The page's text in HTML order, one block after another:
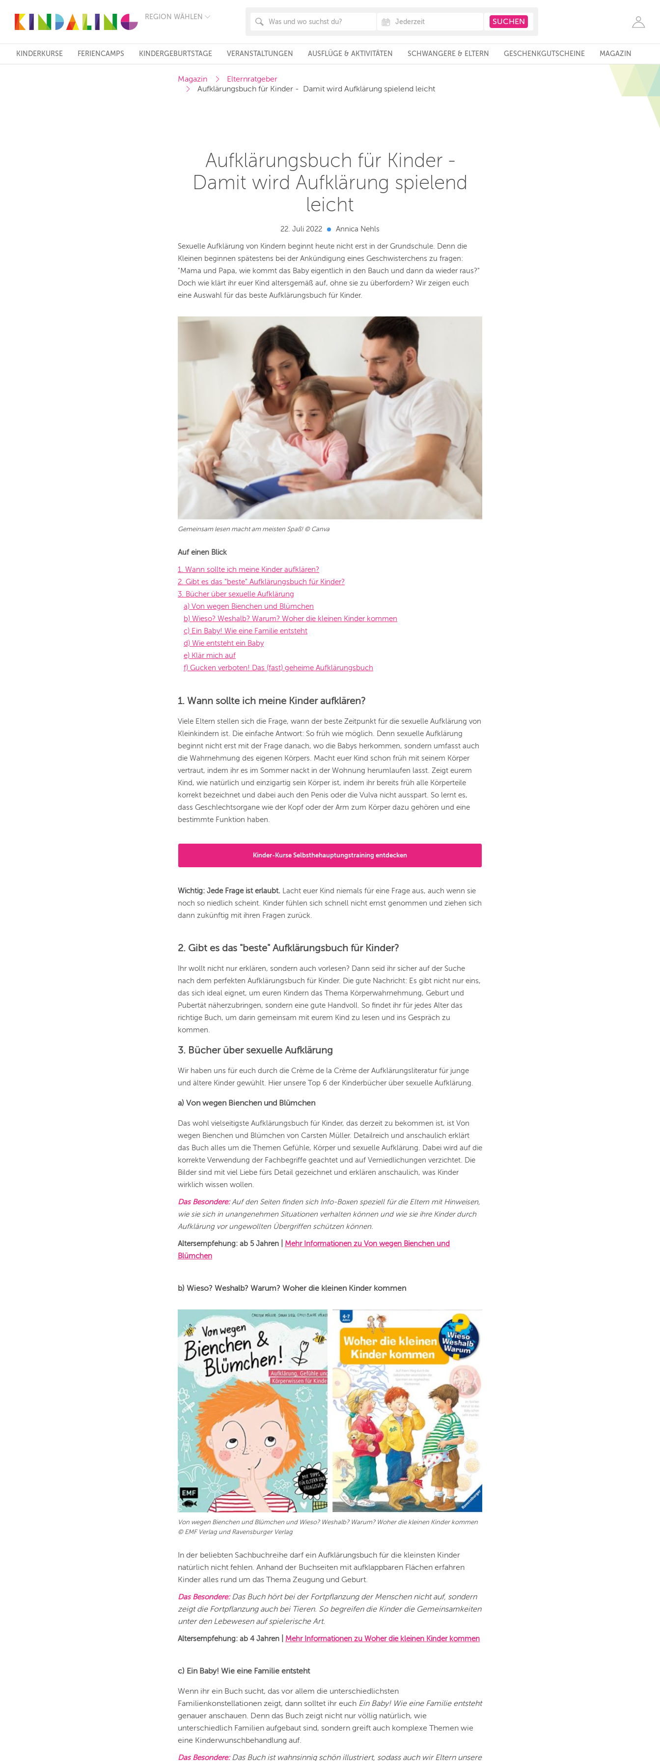
REGION WÄHLEN
FRANKFURT
KÖLN
STUTTGART
KINDERKURSE FERIENCAMPS KINDERGEBURTSTAGE VERANSTALTUNGEN AUSFLÜGE & AKTIVITÄTEN SCHWANGERE & ELTERN GESCHENKGUTSCHEINE MAGAZIN
Magazin
Elternratgeber
Aufklärungsbuch für Kinder -  Damit wird Aufklärung spielend leicht
Aufklärungsbuch für Kinder -
Damit wird Aufklärung spielend
leicht
22. Juli 2022 Annica Nehls
Sexuelle Aufklärung von Kindern beginnt heute nicht erst in der Grundschule. Denn die
Kleinen beginnen spätestens bei der Ankündigung eines Geschwisterchens zu fragen:
"Mama und Papa, wie kommt das Baby eigentlich in den Bauch und dann da wieder raus?"
Doch wie klärt ihr euer Kind altersgemäß auf, ohne sie zu überfordern? Wir zeigen euch
eine Auswahl für das beste Aufklärungsbuch für Kinder.
Gemeinsam lesen macht am meisten Spaß! © Canva
Auf einen Blick
1. Wann sollte ich meine Kinder aufklären?
2. Gibt es das "beste" Aufklärungsbuch für Kinder?
3. Bücher über sexuelle Aufklärung
a) Von wegen Bienchen und Blümchen
b) Wieso? Weshalb? Warum? Woher die kleinen Kinder kommen
c) Ein Baby! Wie eine Familie entsteht
d) Wie entsteht ein Baby
e) Klär mich auf
f) Gucken verboten! Das (fast) geheime Aufklärungsbuch
1. Wann sollte ich meine Kinder aufklären?
Viele Eltern stellen sich die Frage, wann der beste Zeitpunkt für die sexuelle Aufklärung von
Kleinkindern ist. Die einfache Antwort: So früh wie möglich. Denn sexuelle Aufklärung
beginnt nicht erst mit der Frage danach, wo die Babys herkommen, sondern umfasst auch
die Wahrnehmung des eigenen Körpers. Macht euer Kind schon früh mit seinem Körper
vertraut, indem ihr es im Sommer nackt in der Wohnung herumlaufen lasst. Zeigt eurem
Kind, wie natürlich und einzigartig sein Körper ist, indem ihr bereits früh alle Körperteile
korrekt bezeichnet und dabei auch den Penis oder die Vulva nicht ausspart. So lernt es,
dass Geschlechtsorgane wie der Kopf oder der Arm zum Körper dazu gehören und eine
bestimmte Funktion haben.
Kinder-Kurse Selbsthehauptungstraining entdecken
Wichtig: Jede Frage ist erlaubt. Lacht euer Kind niemals für eine Frage aus, auch wenn sie
noch so niedlich scheint. Kinder fühlen sich schnell nicht ernst genommen und ziehen sich
dann zukünftig mit ihren Fragen zurück.
2. Gibt es das "beste" Aufklärungsbuch für Kinder?
Ihr wollt nicht nur erklären, sondern auch vorlesen? Dann seid ihr sicher auf der Suche
nach dem perfekten Aufklärungsbuch für Kinder. Die gute Nachricht: Es gibt nicht nur eins,
das sich ideal eignet, um euren Kindern das Thema Körperwahrnehmung, Geburt und
Pubertät näherzubringen, sondern eine gute Handvoll. So findet ihr für jedes Alter das
richtige Buch, um darin gemeinsam mit eurem Kind zu lesen und ins Gespräch zu
kommen.
3. Bücher über sexuelle Aufklärung
Wir haben uns für euch durch die Crème de la Crème der Aufklärungsliteratur für junge
und ältere Kinder gewühlt. Hier unsere Top 6 der Kinderbücher über sexuelle Aufklärung.
a) Von wegen Bienchen und Blümchen
Das wohl vielseitigste Aufklärungsbuch für Kinder, das derzeit zu bekommen ist, ist Von
wegen Bienchen und Blümchen von Carsten Müller. Detailreich und anschaulich erklärt
das Buch alles um die Themen Gefühle, Körper und sexuelle Aufklärung. Dabei wird auf die
korrekte Verwendung der Fachbegriffe geachtet und auf Verniedlichungen verzichtet. Die
Bilder sind mit viel Liebe fürs Detail gezeichnet und erklären anschaulich, was Kinder
wirklich wissen wollen.
Das Besondere: Auf den Seiten finden sich Info-Boxen speziell für die Eltern mit Hinweisen,
wie sie sich in unangenehmen Situationen verhalten können und wie sie ihre Kinder durch
Aufklärung vor ungewollten Übergriffen schützen können.
Altersempfehung: ab 5 Jahren
Mehr Informationen zu Von wegen Bienchen und
Blümchen
b) Wieso? Weshalb? Warum? Woher die kleinen Kinder kommen
Von wegen Bienchen und Blümchen und Wieso? Weshalb? Warum? Woher die kleinen Kinder kommen
© EMF Verlag und Ravensburger Verlag
In der beliebten Sachbuchreihe darf ein Aufklärungsbuch für die kleinsten Kinder
natürlich nicht fehlen. Anhand der Buchseiten mit aufklappbaren Flächen erfahren
Kinder alles rund um das Thema Zeugung und Geburt.
Das Besondere:Das Buch hört bei der Fortpflanzung der Menschen nicht auf, sondern
zeigt die Fortpflanzung auch bei Tieren. So begreifen die Kinder die Gemeinsamkeiten
unter den Lebewesen auf spielerische Art.
Altersempfehung: ab 4 Jahren Mehr Informationen zu Woher die kleinen Kinder kommen
c) Ein Baby! Wie eine Familie entsteht
Wenn ihr ein Buch sucht, das vor allem die unterschiedlichsten
Familienkonstellationen zeigt, dann solltet ihr euch Ein Baby! Wie eine Familie entsteht
genauer anschauen. Denn das Buch zeigt nicht nur völlig natürlich, wie
unterschiedlich Familien aufgebaut sind, sondern greift auch komplexe Themen wie
eine Kinderwunschbehandlung auf.
Das Besondere:Das Buch ist wahnsinnig schön illustriert, sodass auch wir Eltern unsere